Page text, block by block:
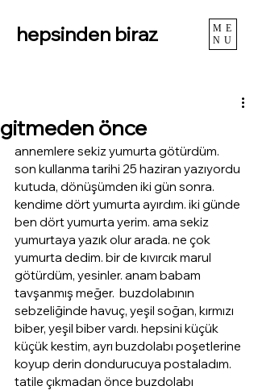
hepsinden biraz
ME
NU
gitmeden önce
annemlere sekiz yumurta götürdüm.
son kullanma tarihi 25 haziran yazıyordu
kutuda, dönüşümden iki gün sonra.
kendime dört yumurta ayırdım. iki günde
ben dört yumurta yerim. ama sekiz
yumurtaya yazık olur arada. ne çok
yumurta dedim. bir de kıvırcık marul
götürdüm, yesinler. anam babam
tavşanmış meğer.  buzdolabının
sebzeliğinde havuç, yeşil soğan, kırmızı
biber, yeşil biber vardı. hepsini küçük
küçük kestim, ayrı buzdolabı poşetlerine
koyup derin dondurucuya postaladım.
tatile çıkmadan önce buzdolabı